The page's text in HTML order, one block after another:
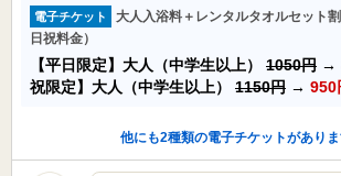
電子チケット
大人入浴料＋レンタルタオルセット
日祝料金）
【平日限定】大人（中学生以上） 1050円 →
祝限定】大人（中学生以上） 1150円 → 950
他にも2種類の電子チケットがあり